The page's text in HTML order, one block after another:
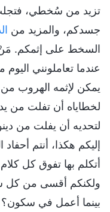
تزيد من سُخطي، فتجلب
جسدكم، والمزيد من
السخط على إثمكم.
عندما تعاملونني
يمكن لإثمه الهروب
لخطاياه أن تفلت من
لتحديه أن يفلت من
إليكم هكذا، أنتم أحفاد
أتكلم بها تفوق كل
ولكنكم أقسى من
بينما أعمل في